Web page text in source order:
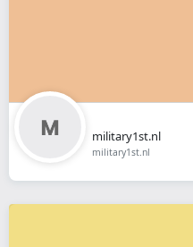
military1st.nl
military1st.nl